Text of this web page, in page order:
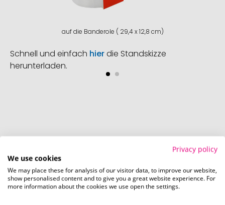
auf die Banderole ( 29,4 x 12,8 cm)
Schnell und einfach hierdie Standskizze
herunterladen.
So einfach bestellen Sie Ihre Werbeartikel bei
Privacy policy
We use cookies
We may place these for analysis of our visitor data, to improve our website,
show personalised content and to give you a great website experience. For
more information about the cookies we use open the settings.